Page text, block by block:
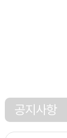
공지사항